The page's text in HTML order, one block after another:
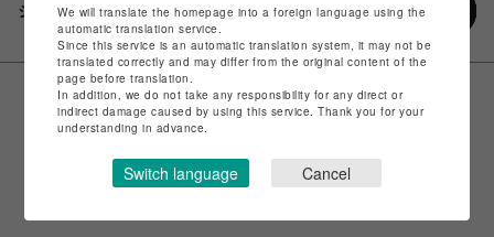
シェアするWe will translate the homepage into a foreign language using the
automatic translation service.
Since this service is an automatic translation system, it may not be
translated correctly and may differ from the original content of the
page before translation.
In addition, we do not take any responsibility for any direct or
indirect damage caused by using this service. Thank you for your
understanding in advance.
Switch language Cancel